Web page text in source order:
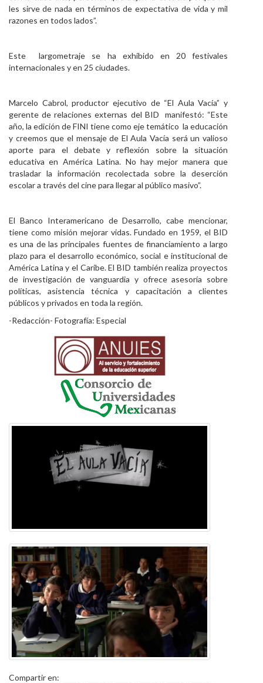
les sirve de nada en términos de expectativa de vida y mil
razones en todos lados”.
Este largometraje se ha exhibido en 20 festivales
internacionales y en 25 ciudades.
Marcelo Cabrol, productor ejecutivo de “El Aula Vacía” y
gerente de relaciones externas del BID manifestó: “Este
año, la edición de FINI tiene como eje temático la educación
y creemos que el mensaje de El Aula Vacía será un valioso
aporte para el debate y reflexión sobre la situación
educativa en América Latina. No hay mejor manera que
trasladar la información recolectada sobre la deserción
escolar a través del cine para llegar al público masivo”.
El Banco Interamericano de Desarrollo, cabe mencionar,
tiene como misión mejorar vidas. Fundado en 1959, el BID
es una de las principales fuentes de financiamiento a largo
plazo para el desarrollo económico, social e institucional de
América Latina y el Caribe. El BID también realiza proyectos
de investigación de vanguardia y ofrece asesoría sobre
políticas, asistencia técnica y capacitación a clientes
públicos y privados en toda la región.
-Redacción- Fotografía: Especial
Compartir en: